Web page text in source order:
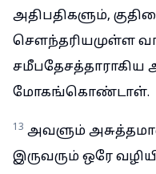
அதிபதிகளும்,
சௌந்தரியமுள்ள
சமீபதேசத்தாராகிய
மோகங்கொண்டாள்.
13 அவளும்
இருவரும் ஒரே